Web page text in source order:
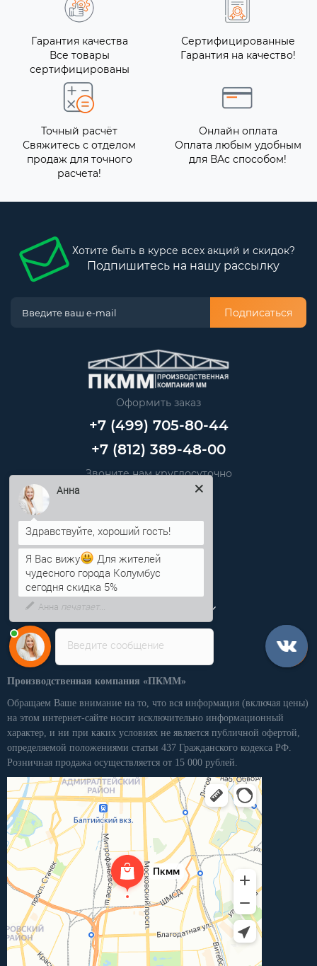
Гарантия качества
Все товары
сертифицированы
Сертифицированные
Гарантия на качество!
Точный расчёт
Свяжитесь с отделом
продаж для точного
расчета!
Онлайн оплата
Оплата любым удобным
для ВАс способом!
Хотите быть в курсе всех акций и скидок?
Подпишитесь на нашу рассылку
Подписаться
Оформить заказ
+7 (499) 705-80-44
+7 (812) 389-48-00
Звоните нам круглосуточно
info@pkmm.ru
Информация
Категории
Личный кабинет
Производственная компания «ПКММ»
Обращаем Ваше внимание на то, что вся информация (включая цены)
на этом интернет-сайте носит исключительно информационный
характер, и ни при каких условиях не является публичной офертой,
определяемой положениями статьи 437 Гражданского кодекса РФ.
Розничная продажа осуществляется от 15 000 рублей.
Введите сообщение
Здравствуйте, хороший гость!
Я Вас вижу
Для жителей
чудесного города Колумбус
сегодня скидка 5%